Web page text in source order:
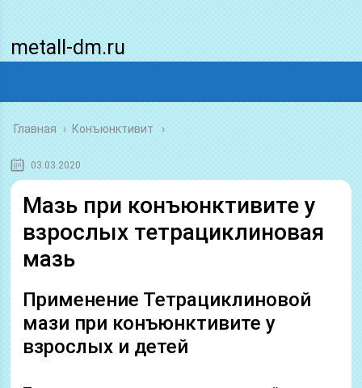
metall-dm.ru
Главная › Конъюнктивит
03.03.2020
Мазь при конъюнктивите у
взрослых тетрациклиновая
мазь
Применение Тетрациклиновой
мази при конъюнктивите у
взрослых и детей